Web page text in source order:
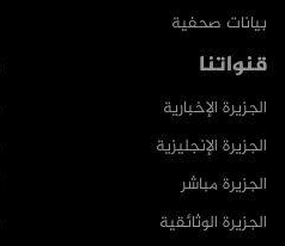
بيانات صحفية
قنواتنا
الجزيرة الإخبارية
الجزيرة الإنجليزية
الجزيرة مباشر
الجزيرة الوثائقية